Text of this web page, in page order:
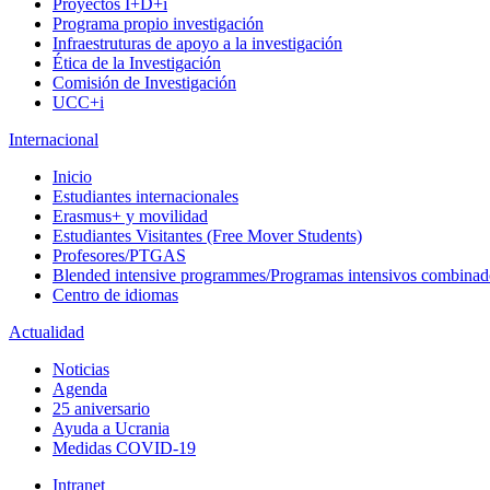
Proyectos I+D+i
Programa propio investigación
Infraestruturas de apoyo a la investigación
Ética de la Investigación
Comisión de Investigación
UCC+i
Internacional
Inicio
Estudiantes internacionales
Erasmus+ y movilidad
Estudiantes Visitantes (Free Mover Students)
Profesores/PTGAS
Blended intensive programmes/Programas intensivos
Centro de idiomas
Actualidad
Noticias
Agenda
25 aniversario
Ayuda a Ucrania
Medidas COVID-19
Intranet